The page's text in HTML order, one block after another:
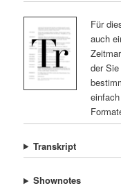
Für
auch
der
Transkript
Shownotes